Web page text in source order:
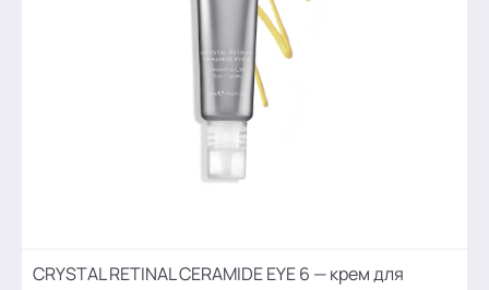
CRYSTAL RETINAL CERAMIDE EYE 6 — крем для